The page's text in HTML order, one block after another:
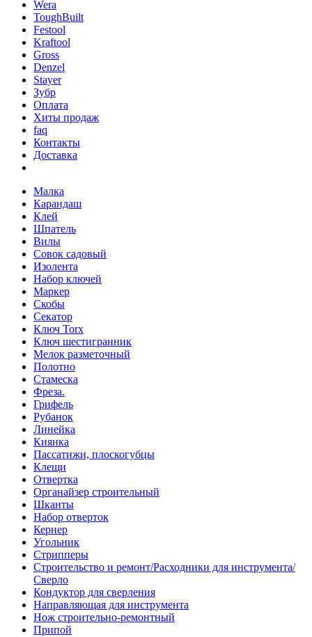
Wera
ToughBuilt
Festool
Kraftool
Gross
Denzel
Stayer
Зубр
Оплата
Хиты продаж
faq
Контакты
Доставка
Малка
Карандаш
Клей
Шпатель
Вилы
Совок садовый
Изолента
Набор ключей
Маркер
Скобы
Секатор
Ключ Torx
Ключ шестигранник
Мелок разметочный
Полотно
Стамеска
Фреза.
Грифель
Рубанок
Линейка
Киянка
Пассатижи, плоскогубцы
Клещи
Отвертка
Органайзер строительный
Шканты
Набор отверток
Кернер
Угольник
Стрипперы
Строительство и ремонт/Расходники для инструмента/
Сверло
Кондуктор для сверления
Направляющая для инструмента
Нож строительно-ремонтный
Припой